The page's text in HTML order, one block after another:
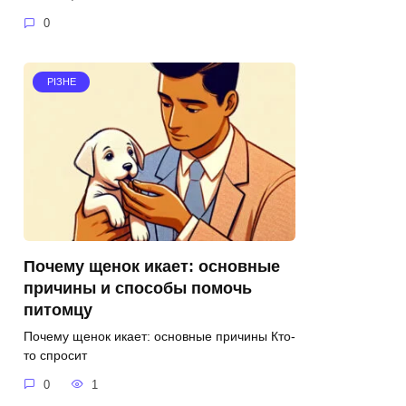
0
РІЗНЕ
Почему щенок икает: основные
причины и способы помочь
питомцу
Почему щенок икает: основные причины Кто-
то спросит
0 1